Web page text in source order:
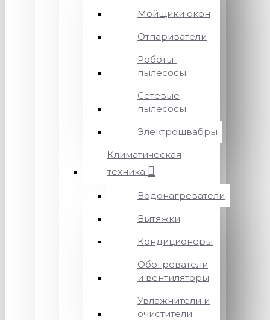
Мойщики окон
Отпариватели
Роботы-
пылесосы
Сетевые
пылесосы
Электрошвабры
Климатическая
техника
Водонагреватели
Вытяжки
Кондиционеры
Обогреватели
и вентиляторы
Увлажнители и
очистители